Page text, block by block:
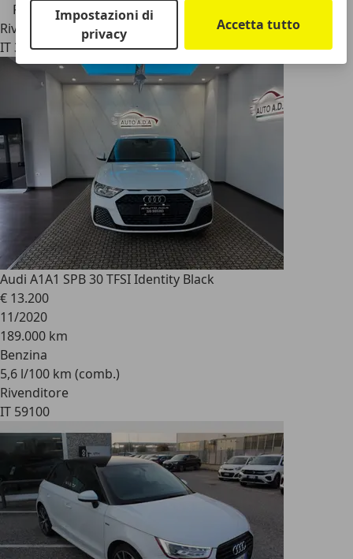
Impostazioni di
privacy
Accetta tutto
Prezzo ribassato
Rivenditore
IT 35129
Audi A1A1 SPB 30 TFSI Identity Black
€ 13.200
11/2020
189.000 km
Benzina
5,6 l/100 km (comb.)
Rivenditore
IT 59100